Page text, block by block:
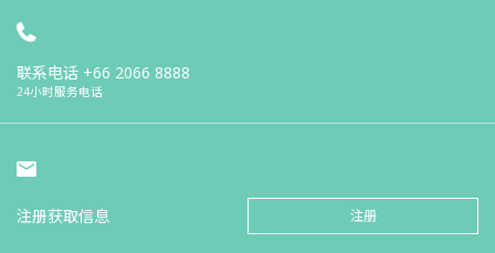
联系电话 +66 2066 8888
24小时服务电话
注册获取信息 注册